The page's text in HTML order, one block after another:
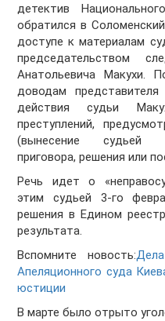
детектив
обратился в
доступе к материалам
председательством
Анатольевича Макухи.
доводам
действия судьи
преступлений,
(вынесение судьей
приговора, решения или
Речь идет о
этим судьей 3-го
решения в Едином
результата.
Вспомните новость:
Апеляционного суда
юстиции
В марте было отрыто